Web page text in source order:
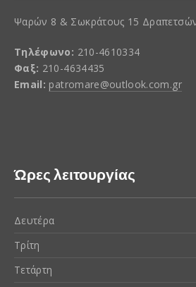
Ψαρών 8 & Σωκράτους 15
Τηλέφωνο: 210-4610334
Φαξ: 210-4634435
Email: patromare@outlook.com.gr
Ώρες λειτουργίας
Δευτέρα
Τρίτη
Τετάρτη